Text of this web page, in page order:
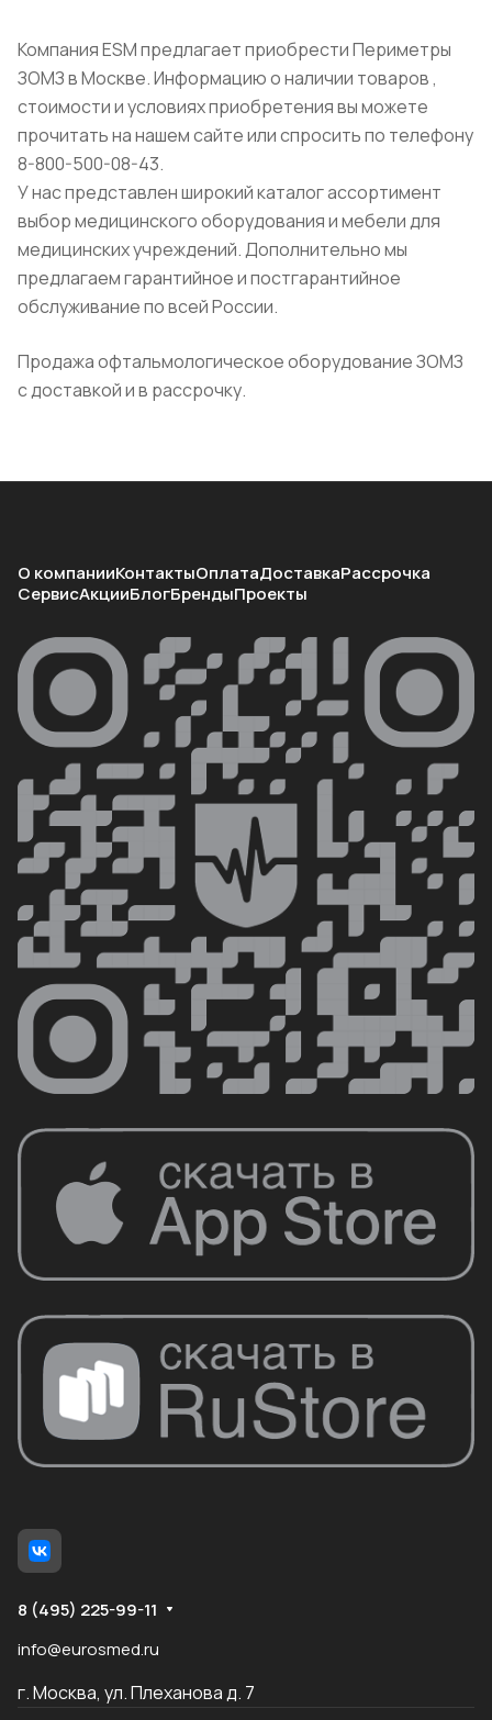
Компания ESM предлагает приобрести Периметры
ЗОМЗ в Москве. Информацию о наличии товаров ,
стоимости и условиях приобретения вы можете
прочитать на нашем сайте или спросить по телефону
8-800-500-08-43.
У нас представлен широкий каталог ассортимент
выбор медицинского оборудования и мебели для
медицинских учреждений. Дополнительно мы
предлагаем гарантийное и постгарантийное
обслуживание по всей России.
Продажа офтальмологическое оборудование ЗОМЗ
с доставкой и в рассрочку.
О компанииКонтактыОплатаДоставкаРассрочка
СервисАкцииБлогБрендыПроекты
8 (495) 225-99-11
info@eurosmed.ru
г. Москва, ул. Плеханова д. 7